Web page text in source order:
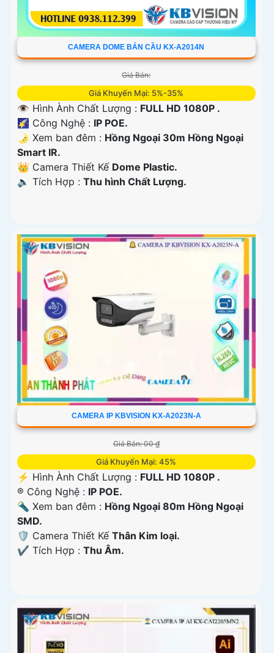
CAMERA DOME BÁN CẦU KX-A2014N
Giá Bán:
Giá Khuyến Mại: 5%-35%
👁 Hình Ành Chất Lượng : FULL HD 1080P .
🌠 Công Nghệ : IP POE.
🌛 Xem ban đêm : Hồng Ngoại 30m Hồng Ngoại
Smart IR.
👑 Camera Thiết Kế Dome Plastic.
️🔈 Tích Hợp : Thu hình Chất Lượng.
CAMERA IP KBVISION KX-A2023N-A
Giá Bán: 00 ₫
Giá Khuyến Mại: 45%
️⚡ Hình Ành Chất Lượng : FULL HD 1080P .
®️ Công Nghệ : IP POE.
🔦 Xem ban đêm : Hồng Ngoại 80m Hồng Ngoại
SMD.
🛡 Camera Thiết Kế Thân Kim loại.
️✔️ Tích Hợp : Thu Âm.